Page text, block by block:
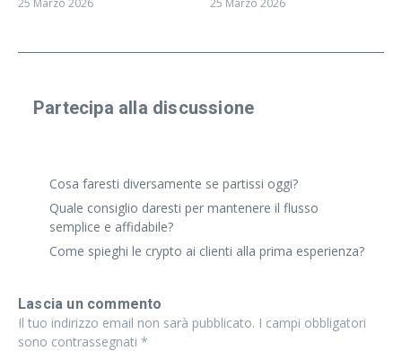
Partecipa alla discussione
Cosa faresti diversamente se partissi oggi?
Quale consiglio daresti per mantenere il flusso
semplice e affidabile?
Come spieghi le crypto ai clienti alla prima esperienza?
Lascia un commento
Il tuo indirizzo email non sarà pubblicato. I campi obbligatori
sono contrassegnati *